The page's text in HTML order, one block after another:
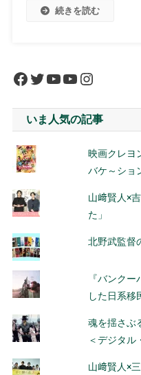
続きを読む
Facebook
Twitter
YouTube
YouTube
いま人気の記事
映画クレヨ
バケ～ショ
山﨑賢人×
た」
北野武監督
『バンク
した日系移
魂を揺さぶ
＜デジタル
山﨑賢人×